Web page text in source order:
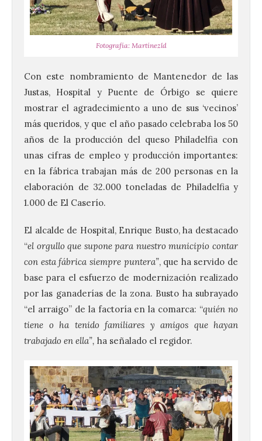
Fotografía: Martínezld
Con este nombramiento de Mantenedor de las
Justas, Hospital y Puente de Órbigo se quiere
mostrar el agradecimiento a uno de sus ‘vecinos’
más queridos, y que el año pasado celebraba los 50
años de la producción del queso Philadelfia con
unas cifras de empleo y producción importantes:
en la fábrica trabajan más de 200 personas en la
elaboración de 32.000 toneladas de Philadelfia y
1.000 de El Caserío.
El alcalde de Hospital, Enrique Busto, ha destacado
“el orgullo que supone para nuestro municipio contar
con esta fábrica siempre puntera”, que ha servido de
base para el esfuerzo de modernización realizado
por las ganaderías de la zona. Busto ha subrayado
“el arraigo” de la factoría en la comarca: “quién no
tiene o ha tenido familiares y amigos que hayan
trabajado en ella”, ha señalado el regidor.